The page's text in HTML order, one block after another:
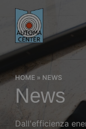
HOME » NEWS
News
Dall'efficienza